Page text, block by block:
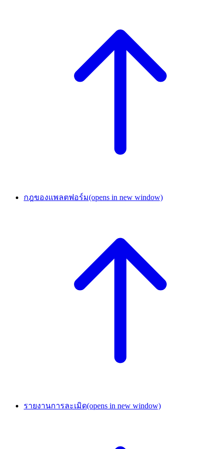
กฎของแพลตฟอร์ม(opens in new window)
รายงานการละเมิด(opens in new window)